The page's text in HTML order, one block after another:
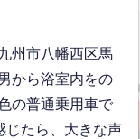
州市八幡西区馬
から浴室内をの
の普通乗用車で
じたら、大きな声